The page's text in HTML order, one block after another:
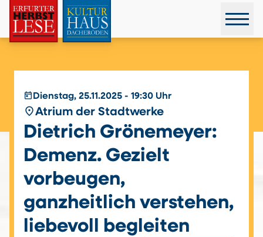
today Dienstag, 25.11.2025 - 19:30 Uhr
placeAtrium der Stadtwerke
Dietrich Grönemeyer:
Demenz. Gezielt
vorbeugen,
ganzheitlich verstehen,
liebevoll begleiten